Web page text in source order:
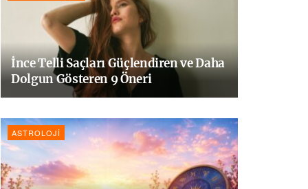
İnce Telli Saçları Güçlendiren ve Daha
Dolgun Gösteren 9 Öneri
ASTROLOJI